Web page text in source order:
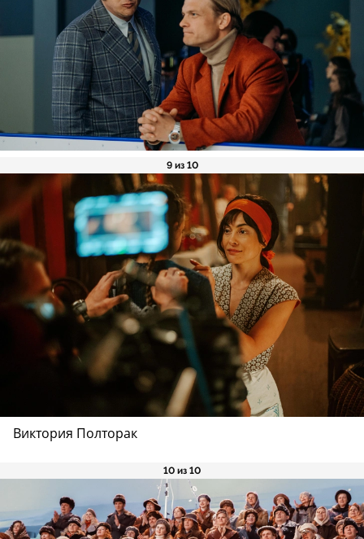
9 из 10
Виктория Полторак
10 из 10